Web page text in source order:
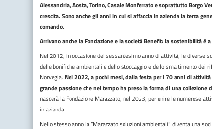
Alessandria, Aosta, Torino, Casale Monferrato e soprattutto Borgo
crescita. Sono anche gli anni in cui si affaccia in azienda la terza
comando.
Arrivano anche la Fondazione e la società Benefit: la sostenibilità è
Nel 2012, in occasione del sessantesimo anno di attività, le diverse
delle bonifiche ambientali e dello stoccaggio e dello smaltimento dei
Norvegia. Nel 2022, a pochi mesi, dalla festa per i 70 anni di
grande passione che nel tempo ha preso la forma di una collezione
nascerà la Fondazione Marazzato, nel 2023, per unire le numerose
in azienda.
Nello stesso anno la “Marazzato soluzioni ambientali” diventa una